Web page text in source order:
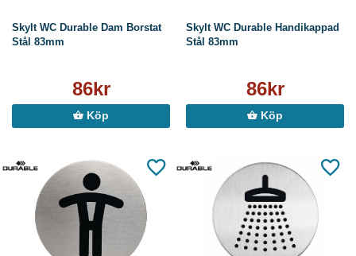
Skylt WC Durable Dam Borstat
Stål 83mm
86kr
Köp
Skylt WC Durable Handikappad
Stål 83mm
86kr
Köp